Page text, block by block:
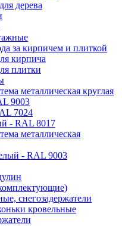
дерева
за кирпичем и плиткой
кирпича
плитки
металлическая круглая
9003
7024
- RAL 8017
металлическая
- RAL 9003
снегозадержатели
кровельные